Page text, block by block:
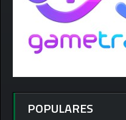
POPULARES